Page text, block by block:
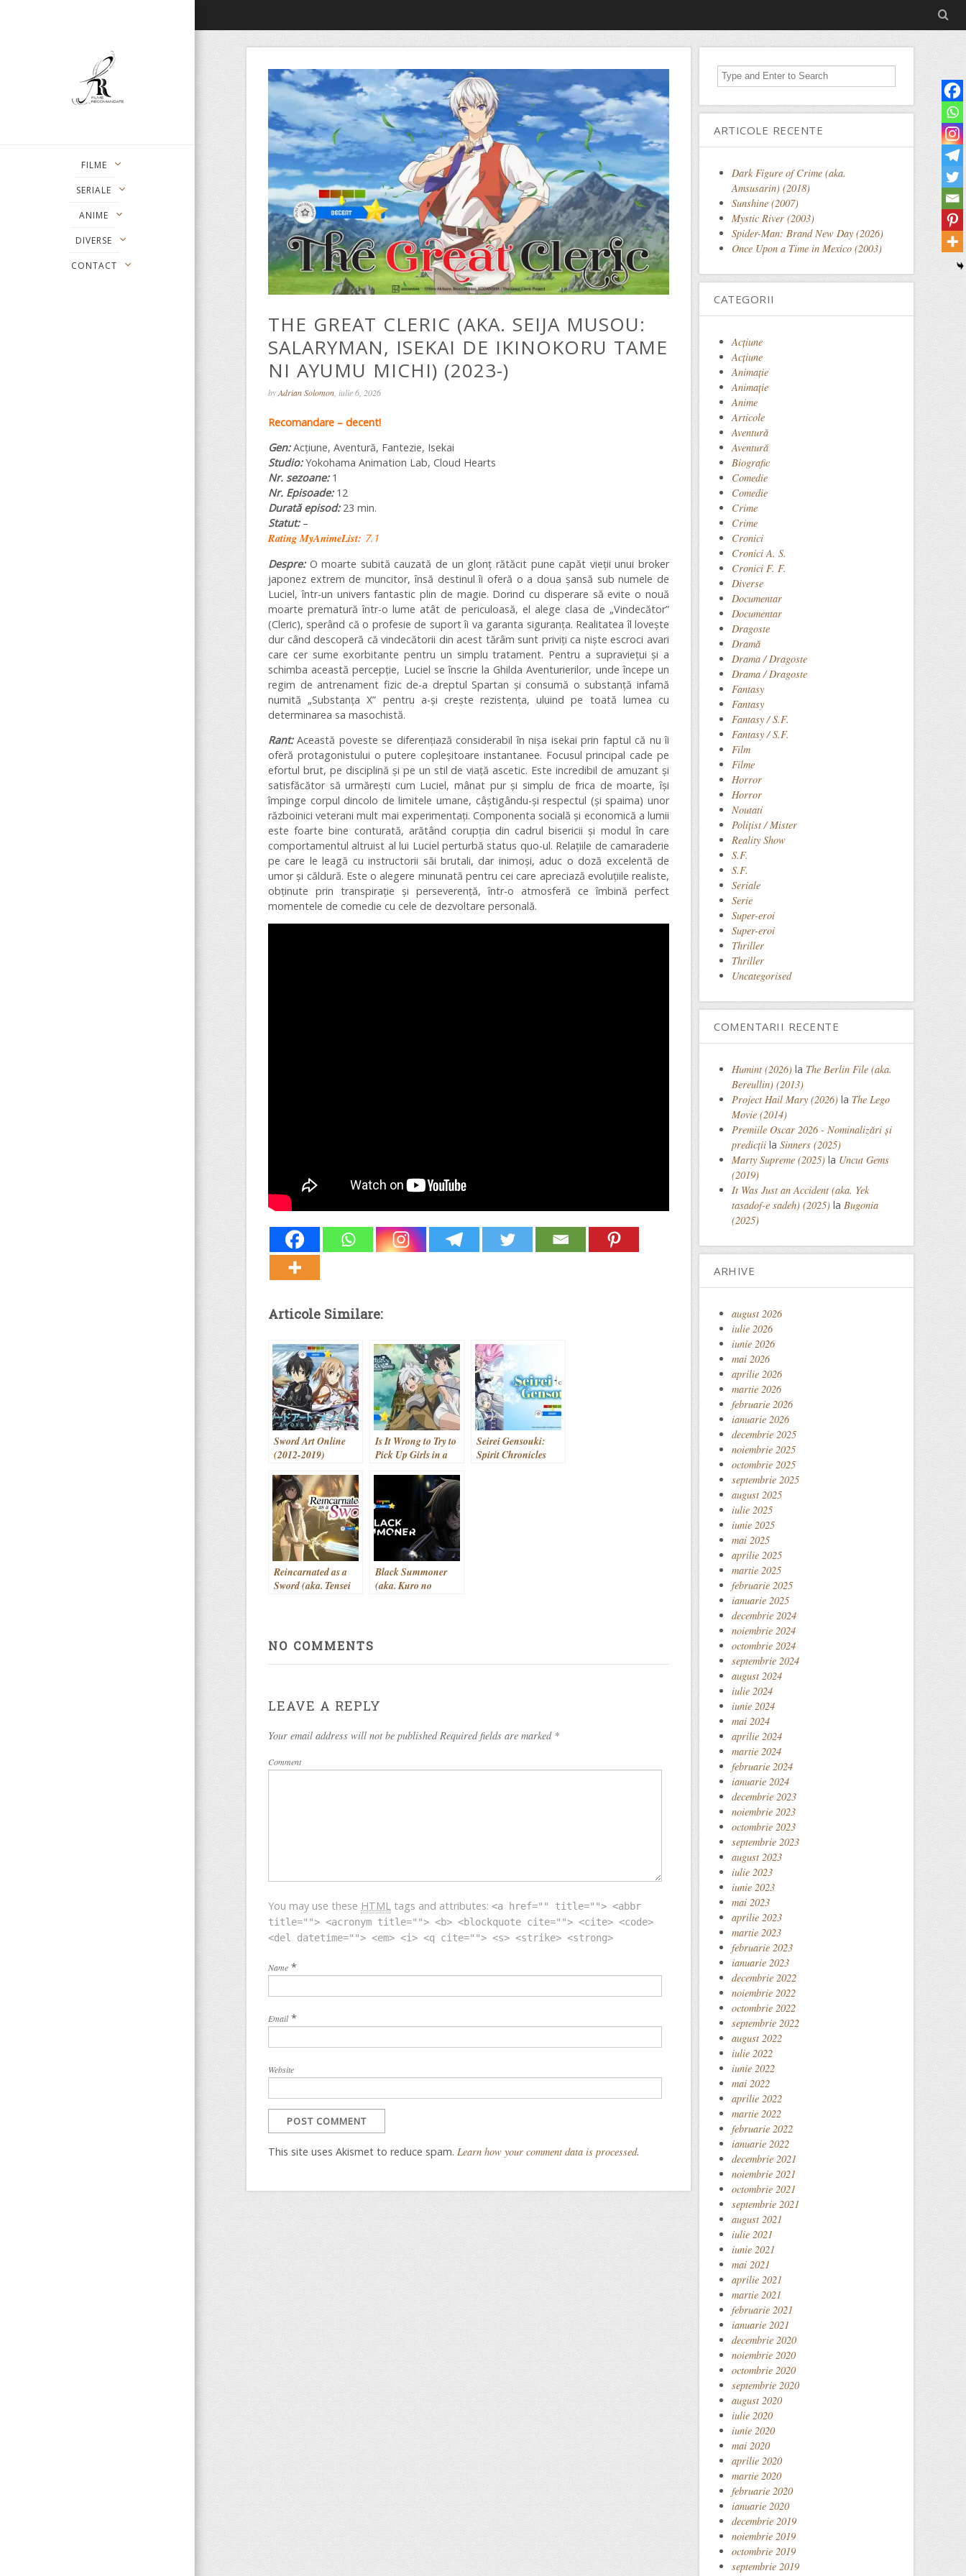
FILME
SERIALE
ANIME
DIVERSE
CONTACT
THE GREAT CLERIC (AKA. SEIJA MUSOU:
SALARYMAN, ISEKAI DE IKINOKORU TAME
NI AYUMU MICHI) (2023-)
byAdrian Solomon , iulie 6, 2026
Recomandare – decent!
Gen:Acțiune, Aventură, Fantezie, Isekai
Studio:Yokohama Animation Lab, Cloud Hearts
Nr. sezoane:1
Nr. Episoade:12
Durată episod:23 min.
Statut:–
Rating MyAnimeList: 7.1
Despre: O moarte subită cauzată de un glonț rătăcit pune capăt vieții unui broker
japonez extrem de muncitor, însă destinul îi oferă o a doua șansă sub numele de
Luciel, într-un univers fantastic plin de magie. Dorind cu disperare să evite o nouă
moarte prematură într-o lume atât de periculoasă, el alege clasa de „Vindecător”
(Cleric), sperând că o profesie de suport îi va garanta siguranța. Realitatea îl lovește
dur când descoperă că vindecătorii din acest tărâm sunt priviți ca niște escroci avari
care cer sume exorbitante pentru un simplu tratament. Pentru a supraviețui și a
schimba această percepție, Luciel se înscrie la Ghilda Aventurierilor, unde începe un
regim de antrenament fizic de-a dreptul Spartan și consumă o substanță infamă
numită „Substanța X” pentru a-și crește rezistența, uluind pe toată lumea cu
determinarea sa masochistă.
Rant:Această poveste se diferențiază considerabil în nișa isekai prin faptul că nu îi
oferă protagonistului o putere copleșitoare instantanee. Focusul principal cade pe
efortul brut, pe disciplină și pe un stil de viață ascetic. Este incredibil de amuzant și
satisfăcător să urmărești cum Luciel, mânat pur și simplu de frica de moarte, își
împinge corpul dincolo de limitele umane, câștigându-și respectul (și spaima) unor
războinici veterani mult mai experimentați. Componenta socială și economică a lumii
este foarte bine conturată, arătând corupția din cadrul bisericii și modul în care
comportamentul altruist al lui Luciel perturbă status quo-ul. Relațiile de camaraderie
pe care le leagă cu instructorii săi brutali, dar inimoși, aduc o doză excelentă de
umor și căldură. Este o alegere minunată pentru cei care apreciază evoluțiile realiste,
obținute prin transpirație și perseverență, într-o atmosferă ce îmbină perfect
momentele de comedie cu cele de dezvoltare personală.
Articole Similare:
Sword Art Online
(2012-2019)
Is It Wrong to Try to
Pick Up Girls in a
Dungeon ni Deai wo
Motomeru no wa
Machigatteiru
Darou ka) (2015- )
Seirei Gensouki:
Spirit Chronicles
Reincarnated as a
Sword (aka. Tensei
Black Summoner
(aka. Kuro no
NO COMMENTS
LEAVE A REPLY
Your email address will not be published Required fields are marked *
Comment
You may use these HTML tags and attributes: <a href="" title=""> <abbr
title=""> <acronym title=""> <b> <blockquote cite=""> <cite> <code>
<del datetime=""> <em> <i> <q cite=""> <s> <strike> <strong>
Name *
Email *
Website
This site uses Akismet to reduce spam. Learn how your comment data is processed.
ARTICOLE RECENTE
Dark Figure of Crime (aka.
Amsusarin) (2018)
Sunshine (2007)
Mystic River (2003)
Spider-Man: Brand New Day (2026)
Once Upon a Time in Mexico (2003)
CATEGORII
Acţiune
Acțiune
Animaţie
Animație
Anime
Articole
Aventură
Aventură
Biografic
Comedie
Comedie
Crime
Crime
Cronici
Cronici A. S.
Cronici F. F.
Diverse
Documentar
Documentar
Dragoste
Dramă
Drama / Dragoste
Drama / Dragoste
Fantasy
Fantasy
Fantasy / S.F.
Fantasy / S.F.
Film
Filme
Horror
Horror
Noutati
Polițist / Mister
Reality Show
S.F.
S.F.
Seriale
Serie
Super-eroi
Super-eroi
Thriller
Thriller
Uncategorised
COMENTARII RECENTE
Humint (2026) la The Berlin File (aka.
Bereullin) (2013)
Project Hail Mary (2026) la The Lego
Movie (2014)
Premiile Oscar 2026 - Nominalizări și
predicții la Sinners (2025)
Marty Supreme (2025) la Uncut Gems
(2019)
It Was Just an Accident (aka. Yek
tasadof-e sadeh) (2025) la Bugonia
(2025)
ARHIVE
august 2026
iulie 2026
iunie 2026
mai 2026
aprilie 2026
martie 2026
februarie 2026
ianuarie 2026
decembrie 2025
noiembrie 2025
octombrie 2025
septembrie 2025
august 2025
iulie 2025
iunie 2025
mai 2025
aprilie 2025
martie 2025
februarie 2025
ianuarie 2025
decembrie 2024
noiembrie 2024
octombrie 2024
septembrie 2024
august 2024
iulie 2024
iunie 2024
mai 2024
aprilie 2024
martie 2024
februarie 2024
ianuarie 2024
decembrie 2023
noiembrie 2023
octombrie 2023
septembrie 2023
august 2023
iulie 2023
iunie 2023
mai 2023
aprilie 2023
martie 2023
februarie 2023
ianuarie 2023
decembrie 2022
noiembrie 2022
octombrie 2022
septembrie 2022
august 2022
iulie 2022
iunie 2022
mai 2022
aprilie 2022
martie 2022
februarie 2022
ianuarie 2022
decembrie 2021
noiembrie 2021
octombrie 2021
septembrie 2021
august 2021
iulie 2021
iunie 2021
mai 2021
aprilie 2021
martie 2021
februarie 2021
ianuarie 2021
decembrie 2020
noiembrie 2020
octombrie 2020
septembrie 2020
august 2020
iulie 2020
iunie 2020
mai 2020
aprilie 2020
martie 2020
februarie 2020
ianuarie 2020
decembrie 2019
noiembrie 2019
octombrie 2019
septembrie 2019